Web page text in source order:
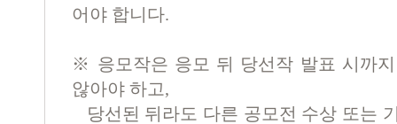
어야 합니다.
※ 응모작은 응모 뒤 당선작 발표 시까
않아야 하고,
당선된 뒤라도 다른 공모전 수상 또는